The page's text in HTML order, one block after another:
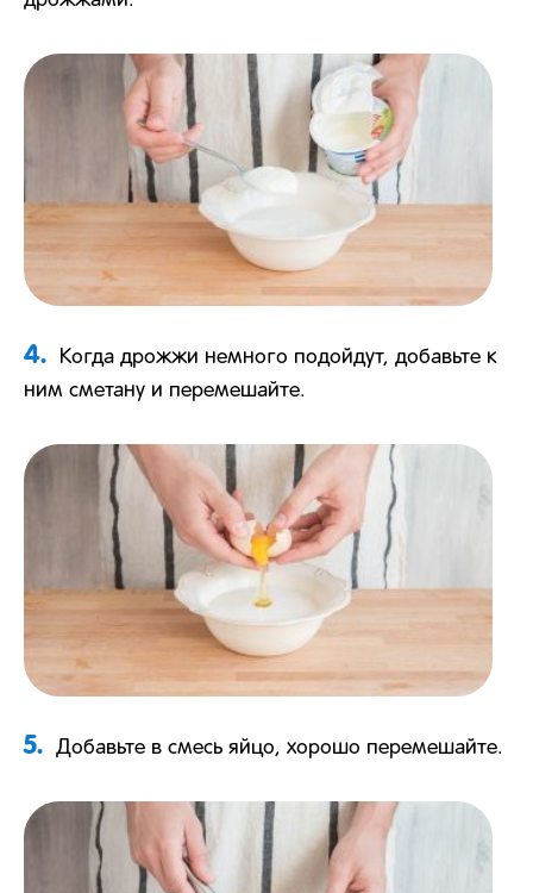
4.
Когда дрожжи немного подойдут, добавьте к
ним сметану и перемешайте.
5. Добавьте в смесь яйцо, хорошо перемешайте.